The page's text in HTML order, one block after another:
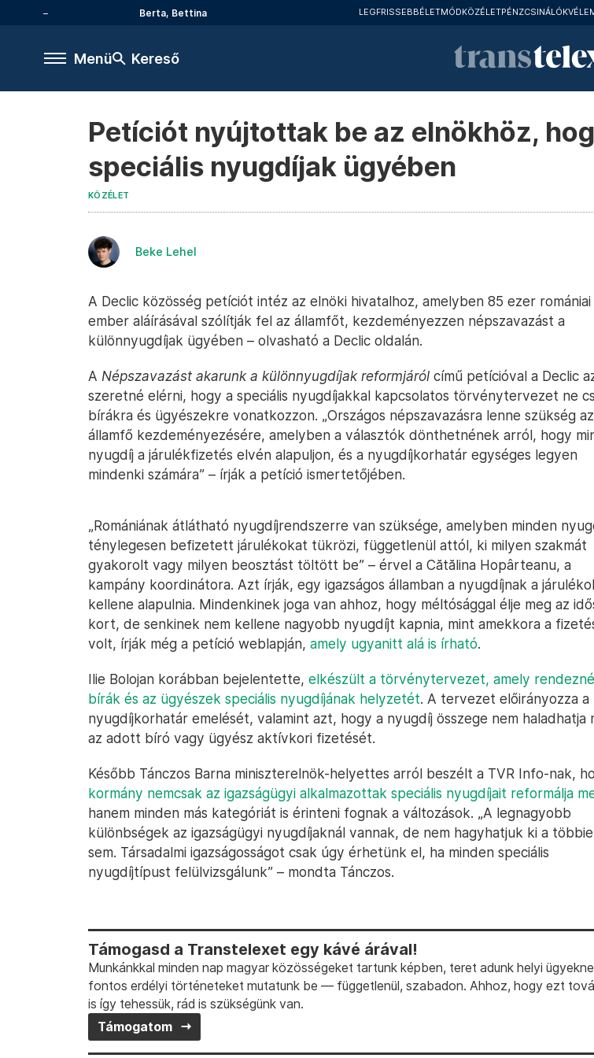
Berta, Bettina LEGFRISSEBBÉLETMÓDKÖZÉLETPÉNZCSINÁLÓK
Menü Kereső
Petíciót nyújtottak be az elnökhöz,
speciális nyugdíjak ügyében
KÖZÉLET
Beke Lehel
A Declic közösség petíciót intéz az elnöki hivatalhoz, amelyben 85 ezer romániai
ember aláírásával szólítják fel az államfőt, kezdeményezzen népszavazást a
különnyugdíjak ügyében – olvasható a Declic oldalán.
A Népszavazást akarunk a különnyugdíjak reformjáról című petícióval a Declic
szeretné elérni, hogy a speciális nyugdíjakkal kapcsolatos törvénytervezet ne
bírákra és ügyészekre vonatkozzon. „Országos népszavazásra lenne szükség az
államfő kezdeményezésére, amelyben a választók dönthetnének arról, hogy
nyugdíj a járulékfizetés elvén alapuljon, és a nyugdíjkorhatár egységes legyen
mindenki számára” – írják a petíció ismertetőjében.
„Romániának átlátható nyugdíjrendszerre van szüksége, amelyben minden
ténylegesen befizetett járulékokat tükrözi, függetlenül attól, ki milyen szakmát
gyakorolt vagy milyen beosztást töltött be” – érvel a Cătălina Hopârteanu, a
kampány koordinátora. Azt írják, egy igazságos államban a nyugdíjnak a
kellene alapulnia. Mindenkinek joga van ahhoz, hogy méltósággal élje meg az
kort, de senkinek nem kellene nagyobb nyugdíjt kapnia, mint amekkora a
volt, írják még a petíció weblapján, amely ugyanitt alá is írható.
Ilie Bolojan korábban bejelentette, elkészült a törvénytervezet, amely
bírák és az ügyészek speciális nyugdíjának helyzetét. A tervezet előirányozza a
nyugdíjkorhatár emelését, valamint azt, hogy a nyugdíj összege nem haladhatja
az adott bíró vagy ügyész aktívkori fizetését.
Később Tánczos Barna miniszterelnök-helyettes arról beszélt a TVR Info-nak,
kormány nemcsak az igazságügyi alkalmazottak speciális nyugdíjait reformálja
hanem minden más kategóriát is érinteni fognak a változások. „A legnagyobb
különbségek az igazságügyi nyugdíjaknál vannak, de nem hagyhatjuk ki a
sem. Társadalmi igazságosságot csak úgy érhetünk el, ha minden speciális
nyugdíjtípust felülvizsgálunk” – mondta Tánczos.
Támogasd a Transtelexet egy kávé árával!
Munkánkkal minden nap magyar közösségeket tartunk képben, teret adunk helyi
fontos erdélyi történeteket mutatunk be — függetlenül, szabadon. Ahhoz, hogy ezt
is így tehessük, rád is szükségünk van.
Támogatom